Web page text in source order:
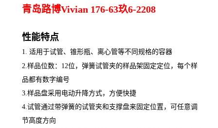
青岛路博Vivian 176-63玖6-2208
性能特点
1. 适用于试管、锥形瓶、离心管等不同规格的容器
2.样品位数：12位，弹簧试管夹的样品架固定定位，每个样
品都有数字编号
3.样品盘采用电动升降方式，方便快捷
4.试管通过带弹簧的试管夹和支撑盘来固定位置，可任意调
节高度方向